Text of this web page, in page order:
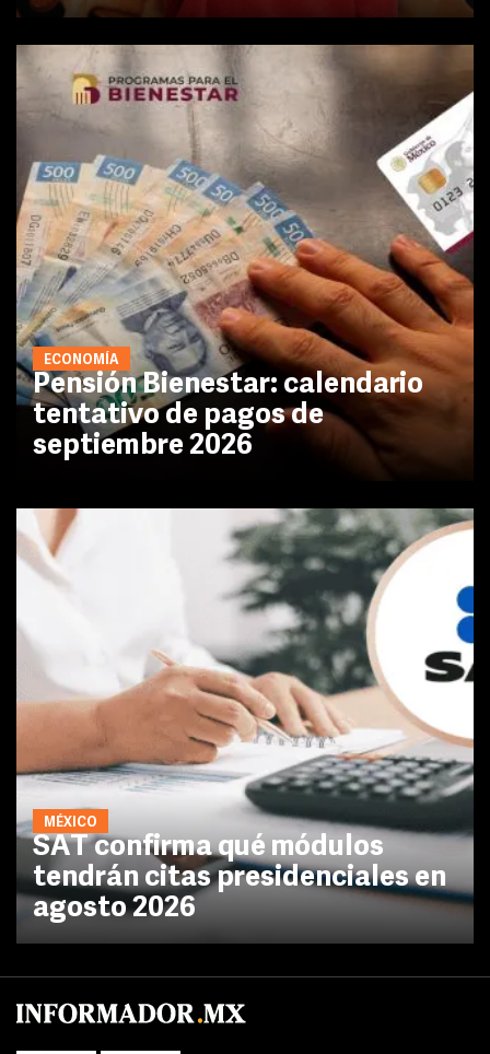
ECONOMÍA
Pensión Bienestar: calendario
tentativo de pagos de
septiembre 2026
MÉXICO
SAT confirma qué módulos
tendrán citas presidenciales en
agosto 2026